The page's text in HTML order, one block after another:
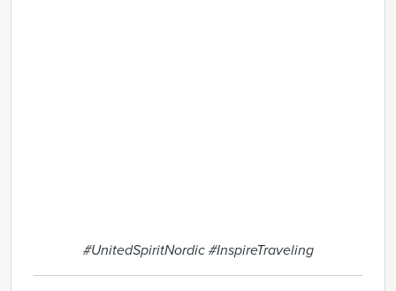
#UnitedSpiritNordic #InspireTraveling